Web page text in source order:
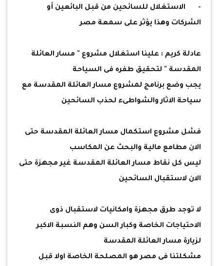
-
الاستغلال للسائحين من قبل البائعين أو
الشركات وهذا يؤثر على سمعة مصر
عادلة كريم : علينا استغلال مشروع " مسار العائلة
المقدسة " لتحقيق طفره فى السياحة
يجب وضع برنامج لمشروع مسار العائلة المقدسة مع
سياحة الاثار والشواطىء لحذب السائحين
فشل مشروع استكمال مسار العائلة المقدسة حتى
الان مطامع مالية والبحث عن المكاسب
ليس كل نقاط مسار العائلة المقدسة غير مجهزة حتى
الان لاستقبال السائحين
لا توجد طرق مجهزة وامكانيات لاستقبال ذوى
الاحتياجات الخاصة وكبار السن وهم النسبة الاكبر
لزيارة مسار العائلة المقدسة
مشكلتنا فى مصر هو المصلحة الخاصة اولا قبل